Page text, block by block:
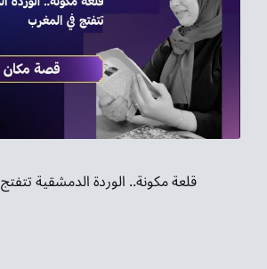
قلعة مكونة.. الوردة الدمشقية